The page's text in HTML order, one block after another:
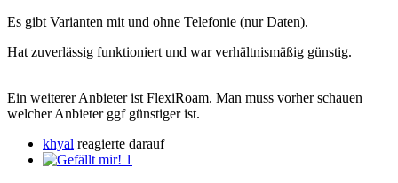
Es gibt Varianten mit und ohne Telefonie (nur Daten).
Hat zuverlässig funktioniert und war verhältnismäßig günstig.
Ein weiterer Anbieter ist FlexiRoam. Man muss vorher schauen
welcher Anbieter ggf günstiger ist.
khyal reagierte darauf
1